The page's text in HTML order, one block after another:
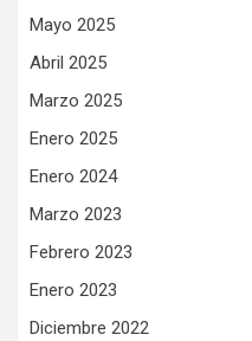
Mayo 2025
Abril 2025
Marzo 2025
Enero 2025
Enero 2024
Marzo 2023
Febrero 2023
Enero 2023
Diciembre 2022